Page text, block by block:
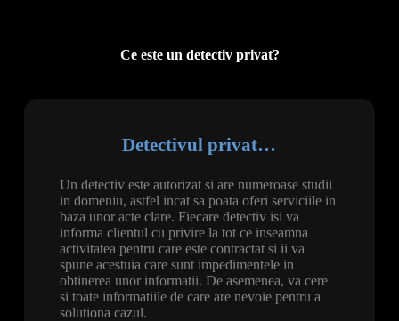
Ce este un detectiv privat?
Detectivul privat…
Un detectiv este autorizat si are numeroase studii
in domeniu, astfel incat sa poata oferi serviciile in
baza unor acte clare. Fiecare detectiv isi va
informa clientul cu privire la tot ce inseamna
activitatea pentru care este contractat si ii va
spune acestuia care sunt impedimentele in
obtinerea unor informatii. De asemenea, va cere
si toate informatiile de care are nevoie pentru a
solutiona cazul.